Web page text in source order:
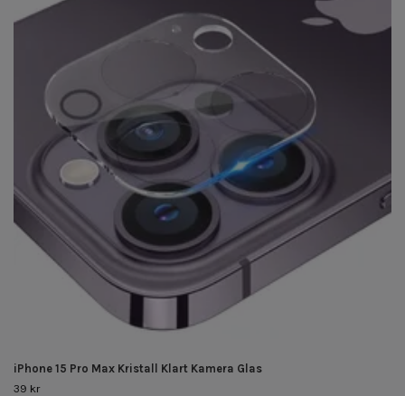
iPhone 15 Pro Max Kristall Klart Kamera Glas
39 kr